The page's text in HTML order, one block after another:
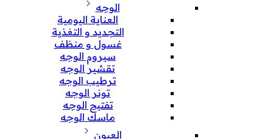
الوجه
العناية اليومية
التجديد و التغذية
غسول و منظف
سيروم الوجه
تقشير الوجه
ترطيب الوجه
تونر الوجه
تفتيح الوجه
ماسك الوجه
العيون